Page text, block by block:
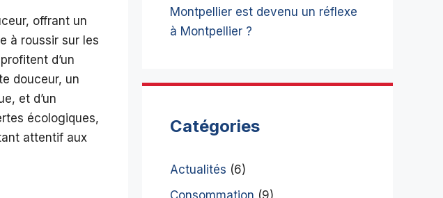
offrant un
à roussir sur les
d’un
douceur, un
et d’un
écologiques,
attentif aux
Montpellier est devenu un réflexe
à Montpellier ?
Catégories
Actualités (6)
Consommation (9)